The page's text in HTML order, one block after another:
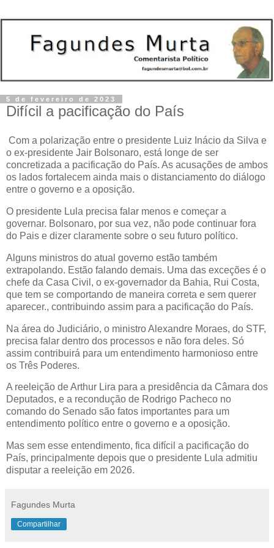
5 de fevereiro de 2023
Difícil a pacificação do País
Com a polarização entre o presidente Luiz Inácio da Silva e
o ex-presidente Jair Bolsonaro, está longe de ser
concretizada a pacificação do País. As acusações de ambos
os lados fortalecem ainda mais o distanciamento do diálogo
entre o governo e a oposição.
O presidente Lula precisa falar menos e começar a
governar. Bolsonaro, por sua vez, não pode continuar fora
do Pais e dizer claramente sobre o seu futuro político.
Alguns ministros do atual governo estão também
extrapolando. Estão falando demais. Uma das exceções é o
chefe da Casa Civil, o ex-governador da Bahia, Rui Costa,
que tem se comportando de maneira correta e sem querer
aparecer., contribuindo assim para a pacificação do País.
Na área do Judiciário, o ministro Alexandre Moraes, do STF,
precisa falar dentro dos processos e não fora deles. Só
assim contribuirá para um entendimento harmonioso entre
os Três Poderes.
A reeleição de Arthur Lira para a presidência da Câmara dos
Deputados, e a recondução de Rodrigo Pacheco no
comando do Senado são fatos importantes para um
entendimento político entre o governo e a oposição.
Mas sem esse entendimento, fica difícil a pacificação do
País, principalmente depois que o presidente Lula admitiu
disputar a reeleição em 2026.
Fagundes Murta
Compartilhar